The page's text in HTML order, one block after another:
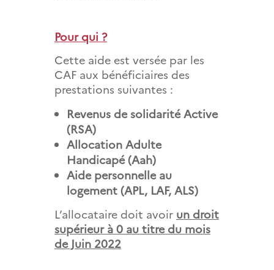
Pour qui ?
Cette aide est versée par les
CAF aux bénéficiaires des
prestations suivantes :
Revenus de solidarité Active
(RSA)
Allocation Adulte
Handicapé (Aah)
Aide personnelle au
logement (APL, LAF, ALS)
L’allocataire doit avoir un droit
supérieur à 0 au titre du mois
de Juin 2022